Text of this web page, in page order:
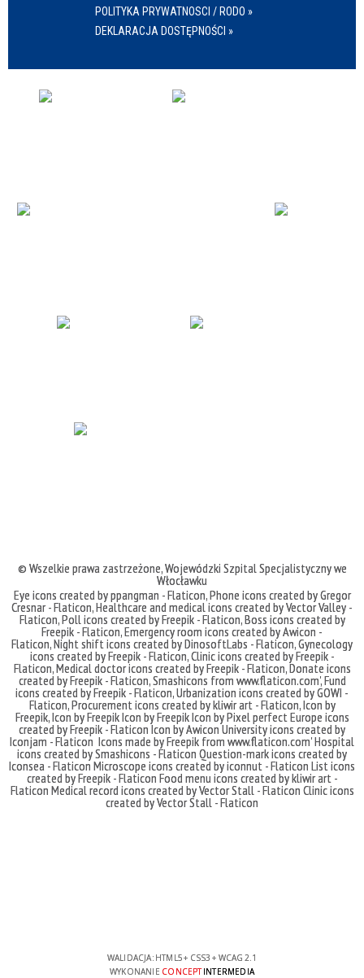
POLITYKA PRYWATNOSCI / RODO »
DEKLARACJA DOSTĘPNOŚCI »
© Wszelkie prawa zastrzeżone,Wojewódzki Szpital Specjalistyczny we
Włocławku
Eye icons created by ppangman - Flaticon,Phone icons created by Gregor
Cresnar - Flaticon,Healthcare and medical icons created by Vector Valley -
Flaticon,Poll icons created by Freepik - Flaticon,Boss icons created by
Freepik - Flaticon,Emergency room icons created by Awicon -
Flaticon,Night shift icons created by DinosoftLabs - Flaticon,Gynecology
icons created by Freepik - Flaticon,Clinic icons created by Freepik -
Flaticon,Medical doctor icons created by Freepik - Flaticon,Donate icons
created by Freepik - Flaticon,Smashicons from www.flaticon.com',Fund
icons created by Freepik - Flaticon,Urbanization icons created by GOWI -
Flaticon,Procurement icons created by kliwir art - Flaticon,Icon by
Freepik,Icon by FreepikIcon by FreepikIcon by Pixel perfectEurope icons
created by Freepik - Flaticon Icon by Awicon University icons created by
Iconjam - Flaticon Icons made byFreepik from www.flaticon.com'Hospital
icons created by Smashicons - Flaticon Question-mark icons created by
Iconsea - Flaticon Microscope icons created by iconnut - Flaticon List icons
created by Freepik - Flaticon Food menu icons created by kliwir art -
Flaticon Medical record icons created by Vector Stall - Flaticon Clinic icons
created by Vector Stall - Flaticon
WALIDACJA: HTML5+ CSS3 + WCAG 2.1
WYKONANIE CONCEPTINTERMEDIA